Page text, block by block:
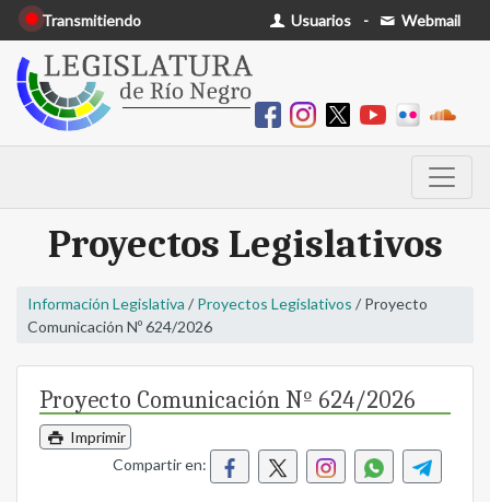
Transmitiendo Usuarios - Webmail
Proyectos Legislativos
Información Legislativa / Proyectos Legislativos / Proyecto
Comunicación Nº 624/2026
Proyecto Comunicación Nº 624/2026
Imprimir
Compartir en: